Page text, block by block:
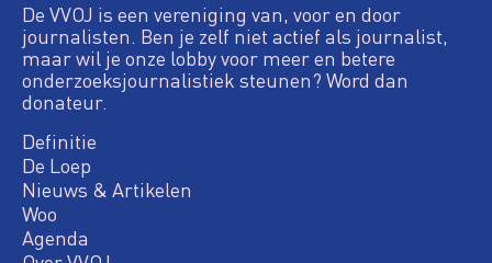
De VVOJ is een vereniging van, voor en door
journalisten. Ben je zelf niet actief als journalist,
maar wil je onze lobby voor meer en betere
onderzoeksjournalistiek steunen? Word dan
donateur.
Definitie
De Loep
Nieuws & Artikelen
Woo
Agenda